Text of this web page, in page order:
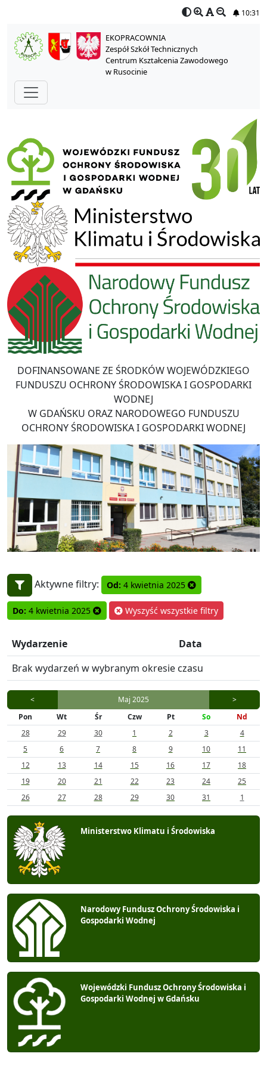
10:30
EKOPRACOWNIA
Zespół Szkół Technicznych
Centrum Kształcenia Zawodowego
w Rusocinie
DOFINANSOWANE ZE ŚRODKÓW WOJEWÓDZKIEGO
FUNDUSZU OCHRONY ŚRODOWISKA I GOSPODARKI
WODNEJ
W GDAŃSKU ORAZ NARODOWEGO FUNDUSZU
OCHRONY ŚRODOWISKA I GOSPODARKI WODNEJ
Aktywne filtry: Od: 4 kwietnia 2025
Do: 4 kwietnia 2025 Wyszyść wszystkie filtry
Wydarzenie
Data
Brak wydarzeń w wybranym okresie czasu
< Maj 2025
>
Pon
Wt Śr Czw Pt So
Nd
28
29 30 1 2 3
4
5
6 7 8 9 10
11
12
13 14 15 16 17
18
19
20 21 22 23 24
25
26
27 28 29 30 31 1
Ministerstwo Klimatu i Środowiska
Narodowy Fundusz Ochrony Środowiska i
Gospodarki Wodnej
Wojewódzki Fundusz Ochrony Środowiska i
Gospodarki Wodnej w Gdańsku